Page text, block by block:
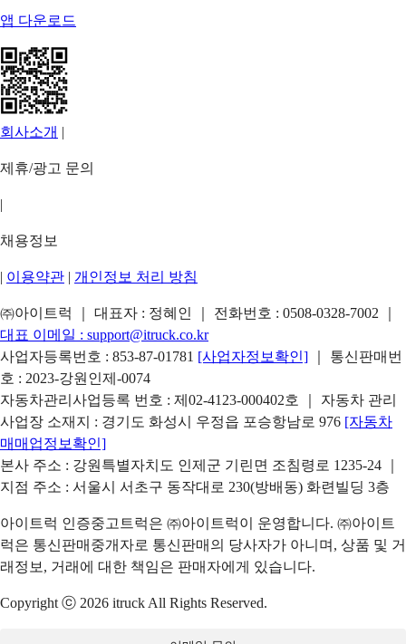
앱 다운로드
회사소개 |
제휴/광고 문의
|
채용정보
| 이용약관 | 개인정보 처리 방침
㈜아이트럭 ｜ 대표자 : 정혜인 ｜ 전화번호 : 0508-0328-7002
대표 이메일 : support@itruck.co.kr
사업자등록번호 : 853-87-01781 [사업자정보확인]
｜ 통신판매번
호 : 2023-강원인제-0074
자동차관리사업등록 번호 : 제02-4123-000402호 ｜ 자동차 관리
사업장 소재지 : 경기도 화성시 우정읍 포승항남로 976 [자동차
매매업정보확인]
본사 주소 : 강원특별자치도 인제군 기린면 조침령로 1235-24 ｜
지점 주소 : 서울시 서초구 동작대로 230(방배동) 화련빌딩 3층
아이트럭 인증중고트럭은 ㈜아이트럭이 운영합니다. ㈜아이트
럭은 통신판매중개자로 통신판매의 당사자가 아니며, 상품 및 거
래정보, 거래에 대한 책임은 판매자에게 있습니다.
Copyright ⓒ 2026 itruck All Rights Reserved.